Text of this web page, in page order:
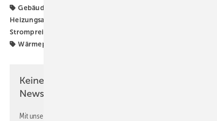
Gebäudeenergiegesetz
Heizungsaustausch
Strompreise
Wärmepumpenhochlauf
Keine Zeit? Kein Problem mit dem SBZ
Newsletter!
Mit unserem Newsletter erhalten Sie regelmäßig von uns